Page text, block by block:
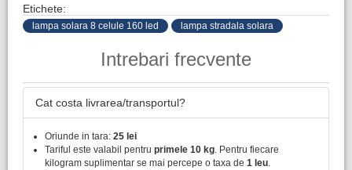
Etichete:
lampa solara 8 celule 160 led lampa stradala solara
Intrebari frecvente
Cat costa livrarea/transportul?
Oriunde in tara: 25 lei
Tariful este valabil pentru primele 10 kg. Pentru fiecare
kilogram suplimentar se mai percepe o taxa de 1 leu.